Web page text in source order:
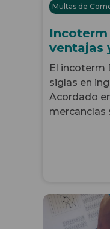
Multas de
Incoterm
ventajas
El incoterm
siglas en
Acordado
mercancías